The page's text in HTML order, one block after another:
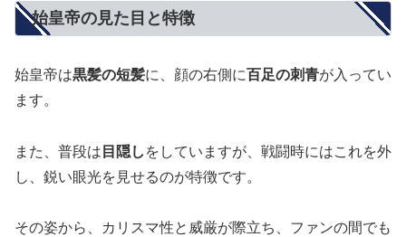
始皇帝の見た目と特徴
始皇帝は黒髪の短髪に、顔の右側に百足の刺青が入ってい
ます。
また、普段は 目隠し をしていますが、戦闘時にはこれを外
し、鋭い眼光を見せるのが特徴です。
その姿から、カリスマ性と威厳が際立ち、ファンの間でも